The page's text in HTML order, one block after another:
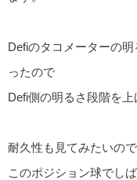
Defiのタコメーターの
ったので
Defi側の明るさ段階を上
耐久性も見てみたいの
このポジション球でし